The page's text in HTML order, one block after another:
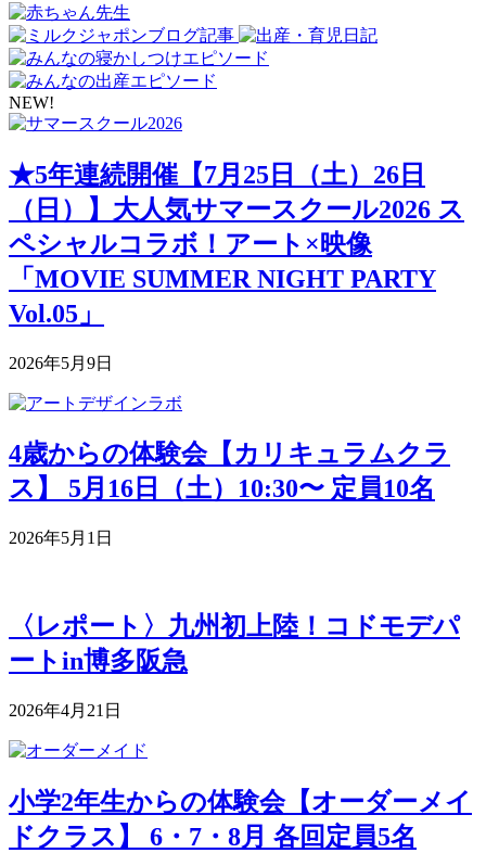
NEW!
★5年連続開催【7月25日（土）26日
（日）】大人気サマースクール2026 ス
ペシャルコラボ！アート×映像
「MOVIE SUMMER NIGHT PARTY
Vol.05」
2026年5月9日
4歳からの体験会【カリキュラムクラ
ス】 5月16日（土）10:30〜 定員10名
2026年5月1日
〈レポート〉九州初上陸！コドモデパ
ートin博多阪急
2026年4月21日
小学2年生からの体験会【オーダーメイ
ドクラス】 6・7・8月 各回定員5名